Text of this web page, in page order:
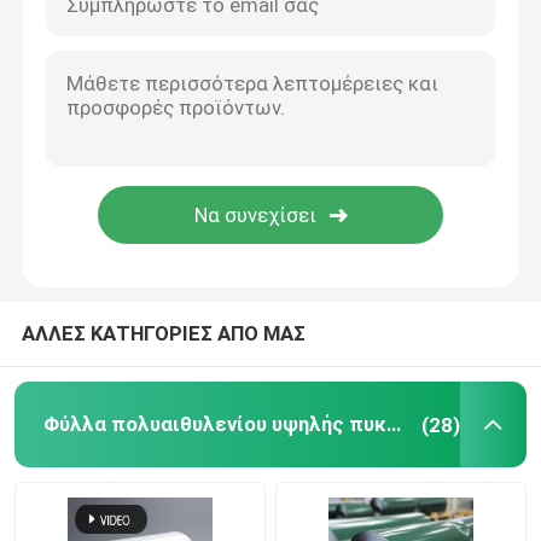
Μονοπροσανατολισμένη ταινία πολυπροπυλενίου
Αντιστατική ταινία
ΑΛΛΕΣ ΚΑΤΗΓΟΡΙΕΣ ΑΠΟ ΜΑΣ
Φύλλα πολυαιθυλενίου υψηλής πυκνότητας (28)